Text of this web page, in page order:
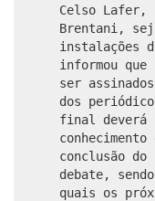
Celso Lafer,
Brentani,
instalações
informou que
ser
dos
final deverá
conclusão do
debate,
quais os